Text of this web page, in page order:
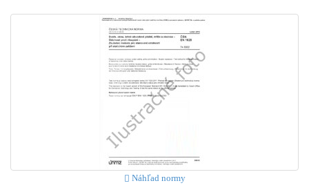
Náhľad normy